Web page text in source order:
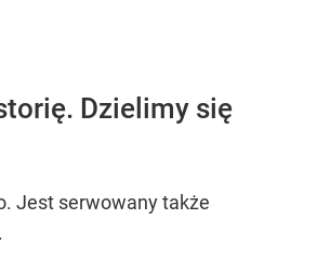
Dzielimy się
Jest serwowany także